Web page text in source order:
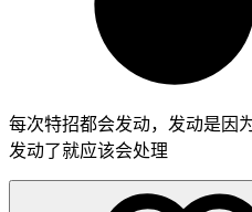
每次特招都会发动，发动是因
发动了就应该会处理